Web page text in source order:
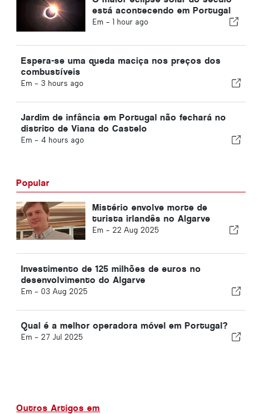
está acontecendo em Portugal
Em - 1 hour ago
Espera-se uma queda maciça nos preços dos
combustíveis
Em - 3 hours ago
Jardim de infância em Portugal não fechará no
distrito de Viana do Castelo
Em - 4 hours ago
Popular
Mistério envolve morte de
turista irlandês no Algarve
Em - 22 Aug 2025
Investimento de 125 milhões de euros no
desenvolvimento do Algarve
Em - 03 Aug 2025
Qual é a melhor operadora móvel em Portugal?
Em - 27 Jul 2025
Outros Artigos em